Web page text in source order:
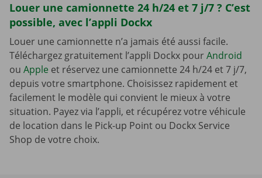
Louer une camionnette 24 h/24 et 7 j/7 ? C’est
possible, avec l’appli Dockx
Louer une camionnette n’a jamais été aussi facile.
Téléchargez gratuitement l’appli Dockx pourAndroid
ou Apple et réservez une camionnette 24 h/24 et 7 j/7,
depuis votre smartphone. Choisissez rapidement et
facilement le modèle qui convient le mieux à votre
situation. Payez via l’appli, et récupérez votre véhicule
de location dans le Pick-up Point ou Dockx Service
Shop de votre choix.